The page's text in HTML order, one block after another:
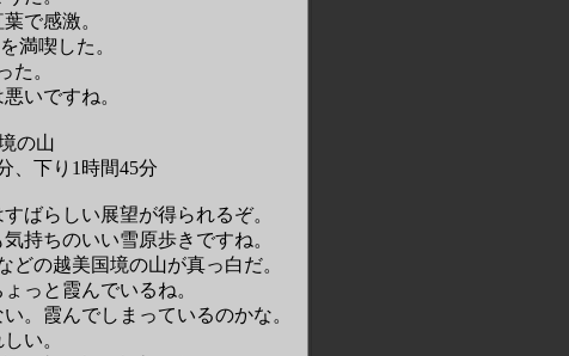
で感激。
満喫した。
た。
いですね。
の山
、下り 1 時間45分
ばらしい展望が得られるぞ。
持ちのいい雪原歩きですね。
の越美国境の山が真っ白だ。
っと霞んでいるね。
。霞んでしまっているのかな。
い。